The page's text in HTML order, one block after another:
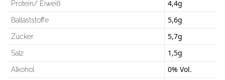
Protein/ Eiweiß 4,4g
Ballaststoffe 5,6g
Zucker 5,7g
Salz 1,5g
Alkohol 0% Vol.